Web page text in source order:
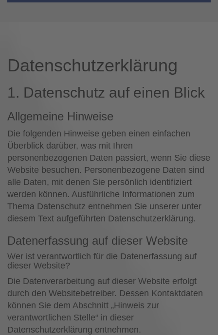
Datenschutz­erklärung
1. Datenschutz auf einen Blick
Allgemeine Hinweise
Die folgenden Hinweise geben einen einfachen
Überblick darüber, was mit Ihren
personenbezogenen Daten passiert, wenn Sie diese
Website besuchen. Personenbezogene Daten sind
alle Daten, mit denen Sie persönlich identifiziert
werden können. Ausführliche Informationen zum
Thema Datenschutz entnehmen Sie unserer unter
diesem Text aufgeführten Datenschutzerklärung.
Datenerfassung auf dieser Website
Wer ist verantwortlich für die Datenerfassung auf
dieser Website?
Die Datenverarbeitung auf dieser Website erfolgt
durch den Websitebetreiber. Dessen Kontaktdaten
können Sie dem Abschnitt „Hinweis zur
verantwortlichen Stelle“ in dieser
Datenschutzerklärung entnehmen.